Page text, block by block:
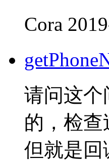
Cora
请问这个
的，检查
但就是回